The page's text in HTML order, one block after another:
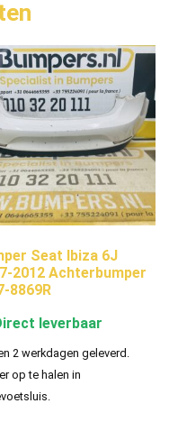
Seat Ibiza 6J
2012 Achterbumper
8869R
leverbaar
2 werkdagen geleverd.
op te halen in